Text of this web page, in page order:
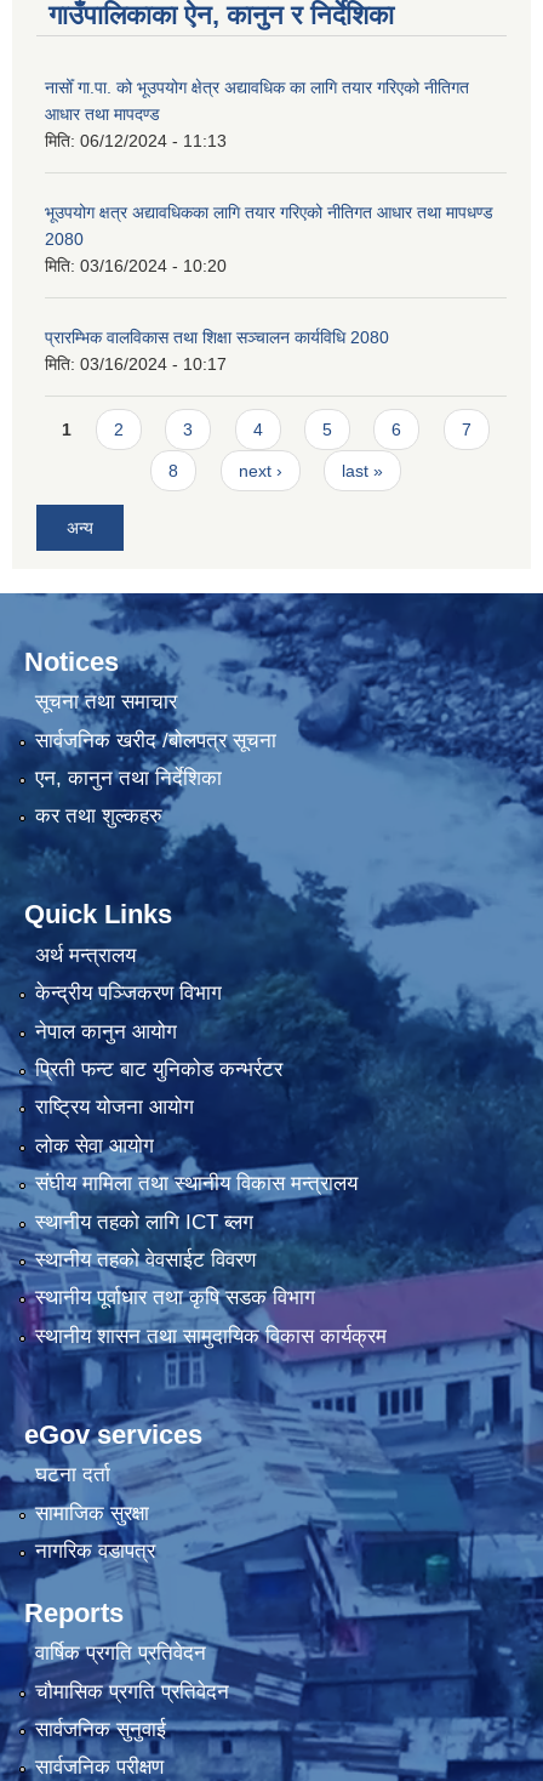
गाउँपालिकाका ऐन, कानुन र निर्देशिका
नासोँ गा.पा. को भूउपयोग क्षेत्र अद्यावधिक का लागि तयार गरिएको नीतिगत
आधार तथा मापदण्ड
मिति: 06/12/2024 - 11:13
भूउपयोग क्षत्र अद्यावधिकका लागि तयार गरिएको नीतिगत आधार तथा मापधण्ड
2080
मिति: 03/16/2024 - 10:20
प्रारम्भिक वालविकास तथा शिक्षा सञ्चालन कार्यविधि 2080
मिति: 03/16/2024 - 10:17
Pages
1 2 3 4 5 6 7
8 next › last »
अन्य
Notices
सूचना तथा समाचार
सार्वजनिक खरीद /बोलपत्र सूचना
एन, कानुन तथा निर्देशिका
कर तथा शुल्कहरु
Quick Links
अर्थ मन्त्रालय
केन्द्रीय पञ्जिकरण विभाग
नेपाल कानुन आयोग
प्रिती फन्ट बाट युनिकोड कन्भर्रटर
राष्ट्रिय योजना आयोग
लोक सेवा आयोग
संघीय मामिला तथा स्थानीय विकास मन्त्रालय
स्थानीय तहको लागि ICT ब्लग
स्थानीय तहको वेवसाईट विवरण
स्थानीय पूर्वाधार तथा कृषि सडक विभाग
स्थानीय शासन तथा सामुदायिक विकास कार्यक्रम
eGov services
घटना दर्ता
सामाजिक सुरक्षा
नागरिक वडापत्र
Reports
वार्षिक प्रगति प्रतिवेदन
चौमासिक प्रगति प्रतिवेदन
सार्वजनिक सुनुवाई
सार्वजनिक परीक्षण